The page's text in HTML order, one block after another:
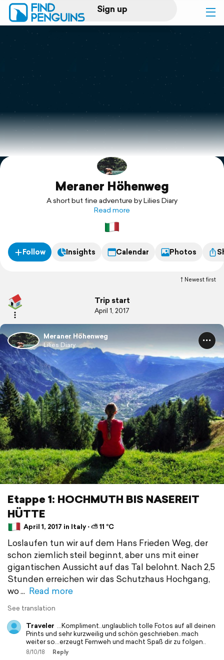
Sign up
Log in
Print a book
Flyover video
Explore
SupportMeraner Höhenweg
A short but fine adventure by Lilies Diary
Read more
Follow Insights Calendar Photos
Newest first
Trip start
April 1, 2017
Meraner Höhenweg
Lilies Diary
Etappe 1: HOCHMUTH BIS NASEREIT
HÜTTE
April 1, 2017 in Italy ⋅ ⛅ 11 °C
Loslaufen tun wir auf dem Hans Frieden Weg, der
schon ziemlich steil beginnt, aber uns mit einer
gigantischen Aussicht auf das Tal belohnt. Nach 2,5
Stunden erreichen wir das Schutzhaus Hochgang,
wo
Read more
See translation
Traveler ...Kompliment..unglaublich tolle Fotos auf all deinen
Prints und sehr kurzweilig und schön geschrieben..mach
weiter so...erzeugt Fernweh und macht Spaß dir zu folgen..
8/10/18 Reply